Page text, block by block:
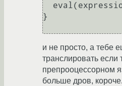
}
и не просто, а тебе
транслировать
препрооцессорном
больше дров,